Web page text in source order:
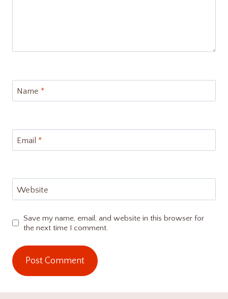
Name *
Email *
Website
Save my name, email, and website in this browser for
the next time I comment.